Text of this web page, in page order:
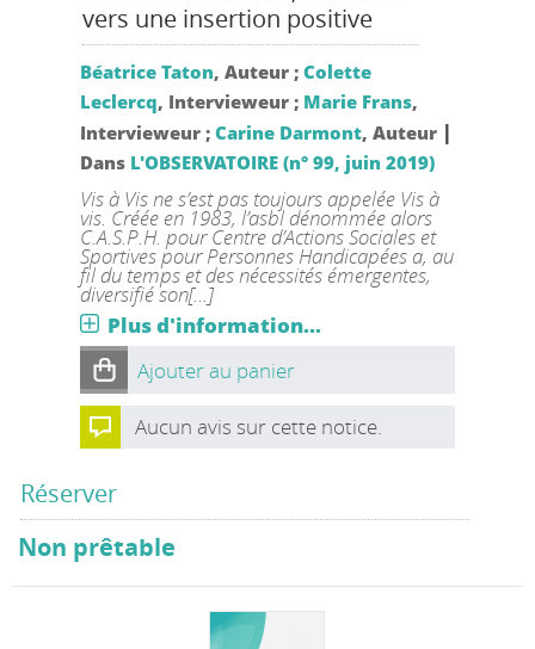
vers une insertion positive
Béatrice Taton, Auteur ;Colette
Leclercq, Intervieweur ; Marie Frans,
Intervieweur ;Carine Darmont, Auteur |
Dans L'OBSERVATOIRE (n° 99, juin 2019)
Vis à Vis ne s’est pas toujours appelée Vis à
vis. Créée en 1983, l’asbl dénommée alors
C.A.S.P.H. pour Centre d’Actions Sociales et
Sportives pour Personnes Handicapées a, au
fil du temps et des nécessités émergentes,
diversifié son[...]
Plus d'information...
Ajouter au panier
Aucun avis sur cette notice.
Réserver
Non prêtable